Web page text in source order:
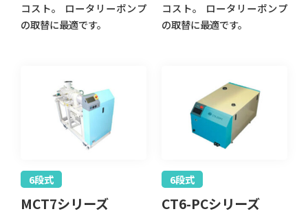
コスト。 ロータリーポンプ
の取替に最適です。
コスト。 ロータリーポンプ
の取替に最適です。
6段式
MCT7シリーズ
6段式
CT6-PCシリーズ